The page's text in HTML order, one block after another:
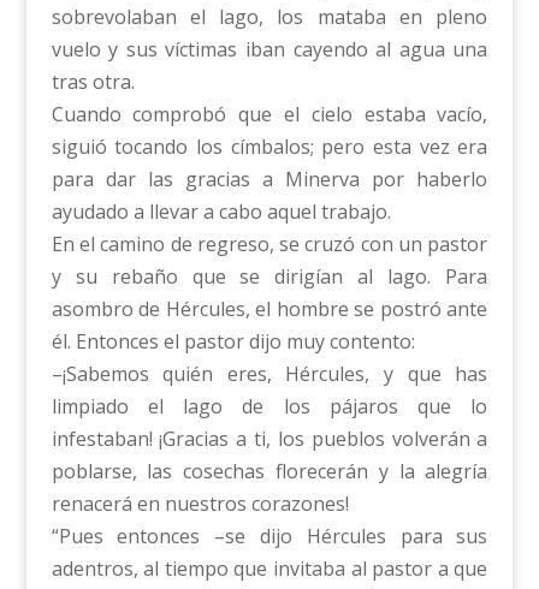
sobrevolaban el lago, los mataba en pleno
vuelo y sus víctimas iban cayendo al agua una
tras otra.
Cuando comprobó que el cielo estaba vacío,
siguió tocando los címbalos; pero esta vez era
para dar las gracias a Minerva por haberlo
ayudado a llevar a cabo aquel trabajo.
En el camino de regreso, se cruzó con un pastor
y su rebaño que se dirigían al lago. Para
asombro de Hércules, el hombre se postró ante
él. Entonces el pastor dijo muy contento:
–¡Sabemos quién eres, Hércules, y que has
limpiado el lago de los pájaros que lo
infestaban! ¡Gracias a ti, los pueblos volverán a
poblarse, las cosechas florecerán y la alegría
renacerá en nuestros corazones!
“Pues entonces –se dijo Hércules para sus
adentros, al tiempo que invitaba al pastor a que